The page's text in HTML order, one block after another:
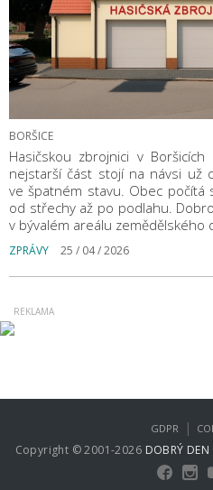
BORŠICE
Hasičskou zbrojnici v
nejstarší část stojí na návsi už
ve špatném stavu. Obec
od střechy až po podlahu.
v bývalém areálu zemědělského
ZPRÁVY 25 / 04 / 2026
Copyright © 2001-2026 DOBRÝ
GDPR |